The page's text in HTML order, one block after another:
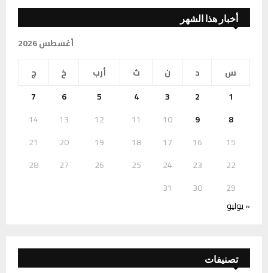
أخبار هذا الشهر
أغسطس 2026
س
د ن ث أرب خ
ج
1
2
3
4
5
6
7
8
9
10
11
12
13
14
15
16
17
18
19
20
21
22
23
24
25
26
27
28
29
30
31
« يوليو
تصنيفات